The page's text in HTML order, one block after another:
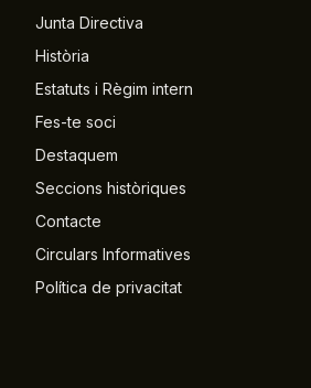
Junta Directiva
Història
Estatuts i Règim intern
Fes-te soci
Destaquem
Seccions històriques
Contacte
Circulars Informatives
Política de privacitat